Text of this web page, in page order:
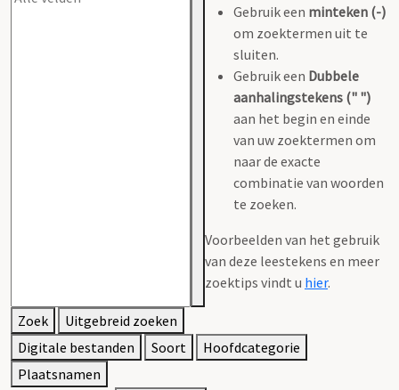
Gebruik een minteken (-)
om zoektermen uit te
sluiten.
Gebruik een Dubbele
aanhalingstekens (" ")
aan het begin en einde
van uw zoektermen om
naar de exacte
combinatie van woorden
te zoeken.
Voorbeelden van het gebruik
van deze leestekens en meer
zoektips vindt u hier.
Zoek
Uitgebreid zoeken
Digitale bestanden
Soort
Hoofdcategorie
Plaatsnamen